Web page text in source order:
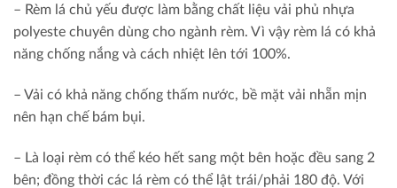
– Rèm lá chủ yếu được làm bằng chất liệu vải phủ nhựa
polyeste chuyên dùng cho ngành rèm. Vì vậy rèm lá có khả
năng chống nắng và cách nhiệt lên tới 100%.
– Vải có khả năng chống thấm nước, bề mặt vải nhẵn mịn
nên hạn chế bám bụi.
– Là loại rèm có thể kéo hết sang một bên hoặc đều sang 2
bên; đồng thời các lá rèm có thể lật trái/phải 180 độ. Với